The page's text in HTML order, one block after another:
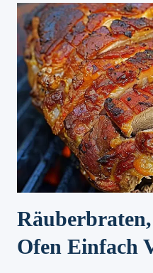
Ofen Einfach